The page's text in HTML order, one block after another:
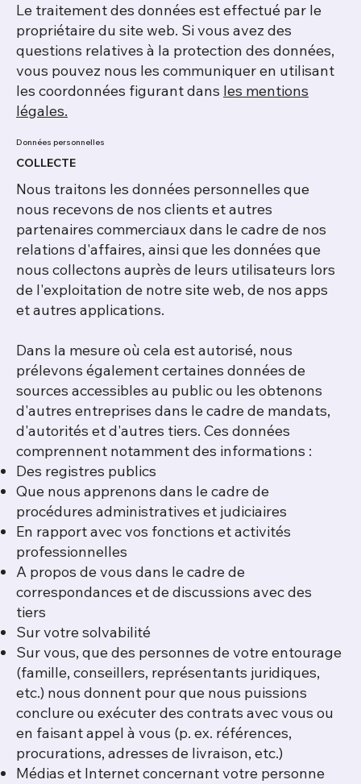
COLLECTE
Le traitement des données est effectué par le
propriétaire du site web. Si vous avez des
questions relatives à la protection des données,
vous pouvez nous les communiquer en utilisant
les coordonnées figurant dans les mentions
légales.
Données personnelles
Nous traitons les données personnelles que
nous recevons de nos clients et autres
partenaires commerciaux dans le cadre de nos
relations d'affaires, ainsi que les données que
nous collectons auprès de leurs utilisateurs lors
de l'exploitation de notre site web, de nos apps
et autres applications.
Dans la mesure où cela est autorisé, nous
prélevons également certaines données de
sources accessibles au public ou les obtenons
d'autres entreprises dans le cadre de mandats,
d'autorités et d'autres tiers. Ces données
comprennent notamment des informations :
Des registres publics
Que nous apprenons dans le cadre de
procédures administratives et judiciaires
En rapport avec vos fonctions et activités
professionnelles
A propos de vous dans le cadre de
correspondances et de discussions avec des
tiers
Sur votre solvabilité
Sur vous, que des personnes de votre entourage
(famille, conseillers, représentants juridiques,
etc.) nous donnent pour que nous puissions
conclure ou exécuter des contrats avec vous ou
en faisant appel à vous (p. ex. références,
procurations, adresses de livraison, etc.)
Médias et Internet concernant votre personne​